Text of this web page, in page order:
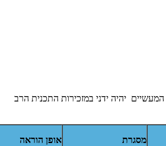
יהיה ידני במזכירות התכנית הרב
מסגרת אופן הוראה